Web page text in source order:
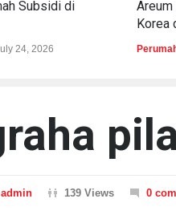
Subsidi di
24, 2026
Areum
Korea
admin 139 Views 0